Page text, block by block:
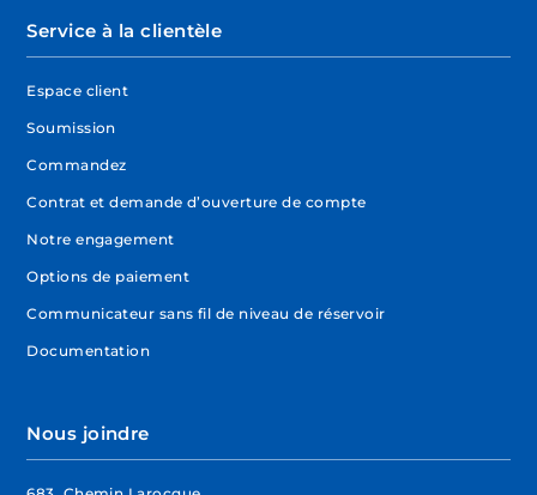
Service à la clientèle
Espace client
Soumission
Commandez
Contrat et demande d’ouverture de compte
Notre engagement
Options de paiement
Communicateur sans fil de niveau de réservoir
Documentation
Nous joindre